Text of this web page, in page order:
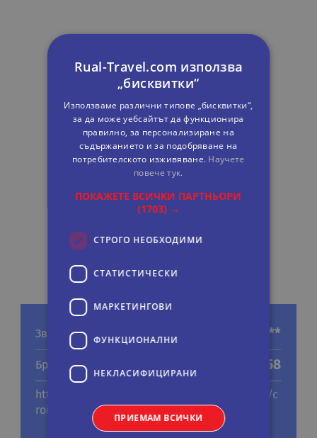
Звезди ***
Брой стаи 58
http://www.citadines.com/en/france/cannes/c
roisette.html
Rual-Travel.com използва
„бисквитки“
Използваме различни типове „бисквитки“,
за да може уебсайтът да функционира
правилно, за персонализиране на
съдържанието и за подобряване на
потребителското изживяване. Научете
повече тук.
ПОКАЖЕТЕ ВСИЧКИ ПАРТНЬОРИ
(1703) →
СТРОГО НЕОБХОДИМИ
СТАТИСТИЧЕСКИ
МАРКЕТИНГOВИ
ФУНКЦИОНАЛНИ
НЕКЛАСИФИЦИРАНИ
ПРИЕМАМ ВСИЧКИ